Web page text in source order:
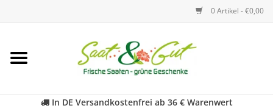
0 Artikel - €0,00
Startseite
In DE Versandkostenfrei ab 36 € Warenwert